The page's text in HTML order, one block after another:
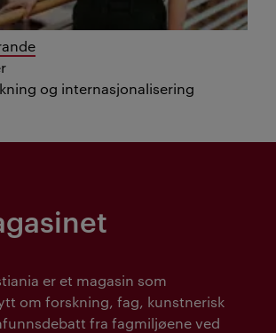
og internasjonalisering
er et magasin som
om forskning, fag, kunstnerisk
fra fagmiljøene ved